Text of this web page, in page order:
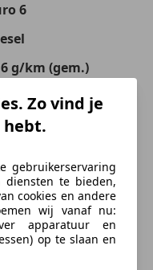
6
g/km (gem.)
Zo vind je
hebt.
gebruikerservaring
diensten te bieden,
cookies en andere
wij vanaf nu:
apparatuur en
op te slaan en